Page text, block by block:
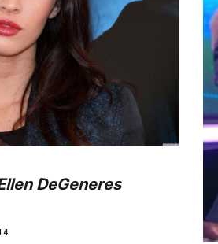
DeGeneres